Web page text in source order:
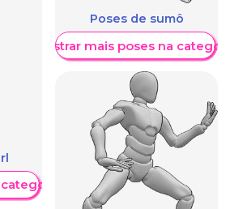
Poses de sumô
Mostrar mais poses na